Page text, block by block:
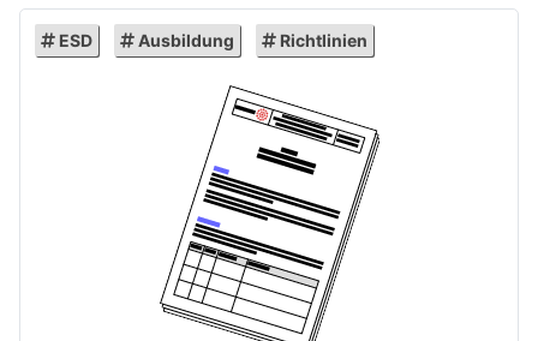
ESD Ausbildung Richtlinien